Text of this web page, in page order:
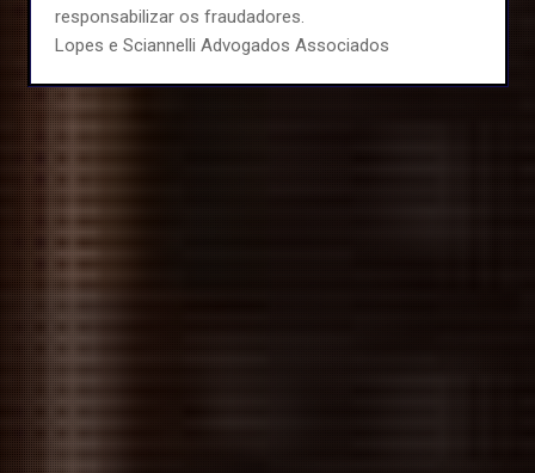
responsabilizar os fraudadores.
Lopes e Sciannelli Advogados Associados